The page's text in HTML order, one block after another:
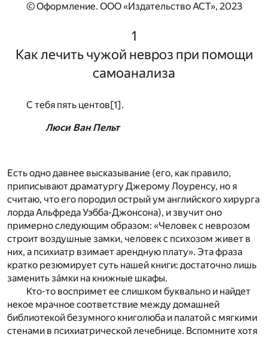
© Оформление. ООО «Издательство АСТ», 2023
1
Как лечить чужой невроз при помощи
самоанализа
С тебя пять центов[1].
Люси Ван Пельт
Есть одно давнее высказывание (его, как правило,
приписывают драматургу Джерому Лоуренсу, но я
считаю, что его породил острый ум английского хирурга
лорда Альфреда Уэбба-Джонсона), и звучит оно
примерно следующим образом: «Человек с неврозом
строит воздушные замки, человек с психозом живет в
них, а психиатр взимает арендную плату». Эта фраза
кратко резюмирует суть нашей книги: достаточно лишь
заменить за́мки на книжные шкафы.
Кто-то воспримет ее слишком буквально и найдет
некое мрачное соответствие между домашней
библиотекой безумного книголюба и палатой с мягкими
стенами в психиатрической лечебнице. Вспомните хотя